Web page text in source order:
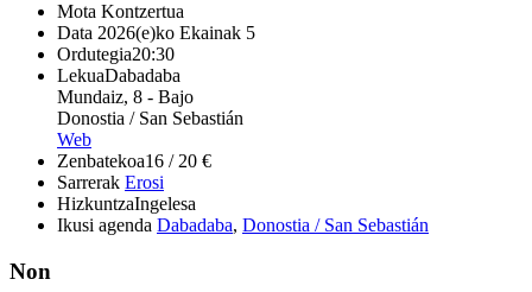
Mota Kontzertua
Data 2026(e)ko Ekainak 5
Ordutegia20:30
LekuaDabadaba
Mundaiz, 8 - Bajo
Donostia / San Sebastián
Web
Zenbatekoa16 / 20 €
Sarrerak Erosi
HizkuntzaIngelesa
Ikusi agenda Dabadaba, Donostia / San Sebastián
Non